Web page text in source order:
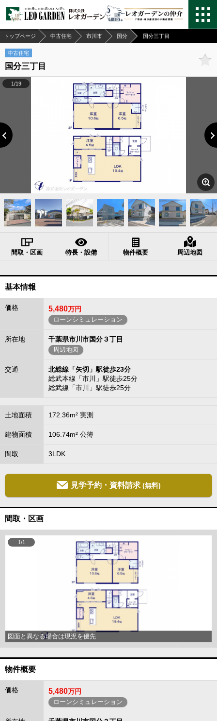
トップページ 中古住宅 市川市 国分 国分三丁目
中古住宅
国分三丁目
1/19
間取・区画 特長・設備 物件概要 周辺地図
基本情報
価格 5,480万円
ローンシミュレーション
所在地 千葉県市川市国分３丁目
周辺地図
交通
北総線「矢切」駅徒歩23分
総武本線「市川」駅徒歩25分
総武線「市川」駅徒歩25分
土地面積 172.36m² 実測
建物面積 106.74m² 公簿
間取 3LDK
見学予約・資料請求 (無料)
間取・区画
図面と異なる場合は現況を優先
1/1
物件概要
価格 5,480万円
ローンシミュレーション